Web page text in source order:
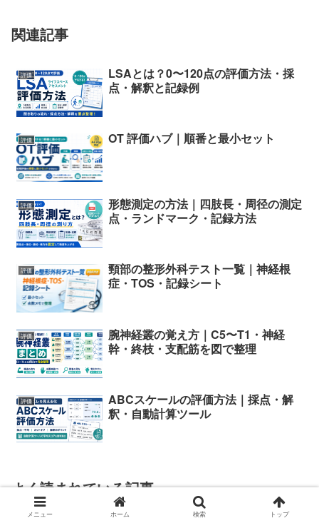
関連記事
評価
LSAとは？0〜120点の評価方法・採
点・解釈と記録例
評価 OT 評価ハブ｜順番と最小セット
評価
形態測定の方法｜四肢長・周径の測定
点・ランドマーク・記録方法
評価
頸部の整形外科テスト一覧｜神経根
症・TOS・記録シート
評価
腕神経叢の覚え方｜C5〜T1・神経
幹・終枝・支配筋を図で整理
評価
ABCスケールの評価方法｜採点・解
釈・自動計算ツール
よく読まれている記事
障害高齢者の日常生活自
メニュー ホーム 検索 トップ